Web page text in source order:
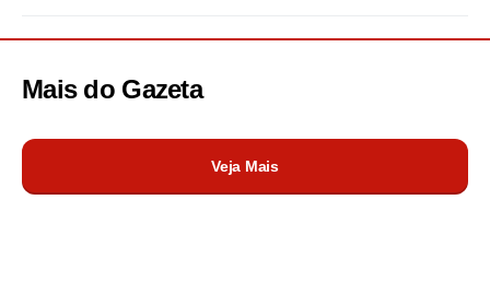
Mais do Gazeta
Veja Mais